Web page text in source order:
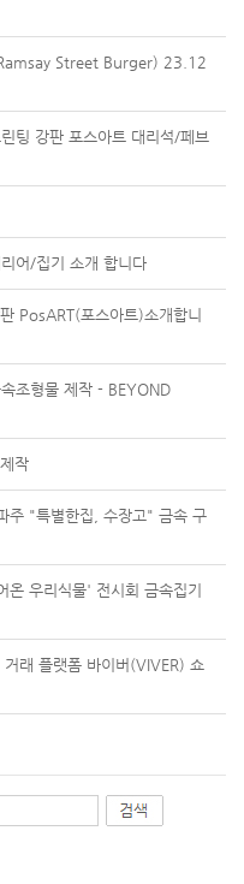
Street Burger) 23.12
팅 강판 포스아트 대리석/페브
어/집기 소개 합니다
PosART(포스아트)소개합니
조형물 제작 - BEYOND
작
주 "특별한집, 수장고" 금속 구
우리식물' 전시회 금속집기
래 플랫폼 바이버(VIVER) 쇼